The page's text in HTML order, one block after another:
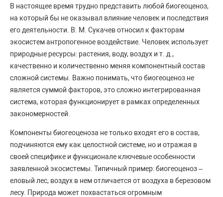
В настоящее время трудно представить любой биогеоценоз,
на который бы не оказывал влияние человек и последствия
его деятельности. В. М. Сукачев относил к факторам
экосистем антропогенное воздействие. Человек использует
природные ресурсы: растения, воду, воздух и т. д.,
качественно и количественно меняя компонентный состав
сложной системы. Важно понимать, что биогеоценоз не
является суммой факторов, это сложно интегрированная
система, которая функционирует в рамках определенных
закономерностей.
Компоненты биогеоценоза не только входят его в состав,
подчиняются ему как целостной системе, но и отражая в
своей специфике и функционале ключевые особенности
заявленной экосистемы. Типичный пример: биогеоценоз –
еловый лес, воздух в нем отличается от воздуха в березовом
лесу. Природа может похвастаться огромным